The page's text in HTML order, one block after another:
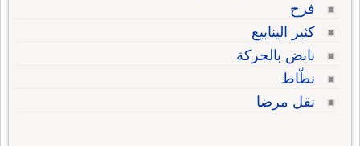
فرح
كثير الينابيع
نابض بالحركة
نطّاط
نقل مرضا